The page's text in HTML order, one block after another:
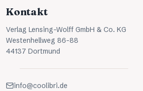
Kontakt
Verlag Lensing-Wolff GmbH & Co. KG
Westenhellweg 86-88
44137 Dortmund
info@coolibri.de